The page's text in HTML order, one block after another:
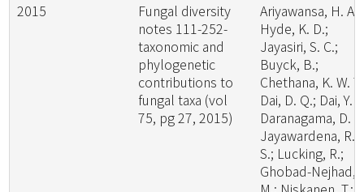
2015
Fungal diversity
notes 111-252-
taxonomic and
phylogenetic
contributions to
fungal taxa (vol
75, pg 27, 2015)
Ariyawansa, H. A.;
Hyde, K. D.;
Jayasiri, S. C.;
Buyck, B.;
Chethana, K. W.
Dai, D. Q.; Dai, Y.
Daranagama, D.
Jayawardena, R.
S.; Lucking, R.;
Ghobad-Nejhad,